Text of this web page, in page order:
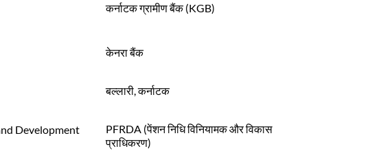
कर्नाटक ग्रामीण बैंक (KGB)
केनरा बैंक
बल्लारी, कर्नाटक
Development
PFRDA (पेंशन निधि विनियामक और विकास
प्राधिकरण)